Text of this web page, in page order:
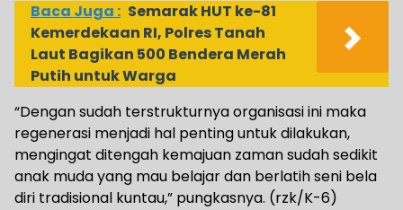
Baca Juga : Semarak HUT ke-81
Kemerdekaan RI, Polres Tanah
Laut Bagikan 500 Bendera Merah
Putih untuk Warga
“Dengan sudah terstrukturnya organisasi ini maka
regenerasi menjadi hal penting untuk dilakukan,
mengingat ditengah kemajuan zaman sudah sedikit
anak muda yang mau belajar dan berlatih seni bela
diri tradisional kuntau,” pungkasnya. (rzk/K-6)